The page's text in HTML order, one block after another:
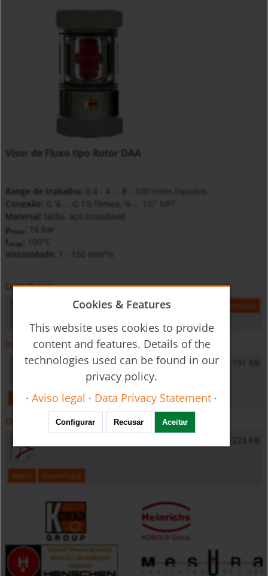
Visor de Fluxo tipo Rotor DAA
Range de trabalho:
0,4 - 4 ... 8 - 100 l/min líquidos
Conexão:
G ¼ ... G 1½ fêmea, ¼ ... 1½" NPT
Material:
latão, aço inoxidável
p
max
t
max
Viscosidade:
Datasheet
s6pt_daa 119 KB download
Instruções de operação
DAA - Operating Instructions 191 KB
open download
Diversos
223 KB
open download
Cookies & Features
This website uses cookies to provide
content and features. Details of the
technologies used can be found in our
privacy policy.
·Aviso legal · Data Privacy Statement ·
Configurar Recusar Aceitar